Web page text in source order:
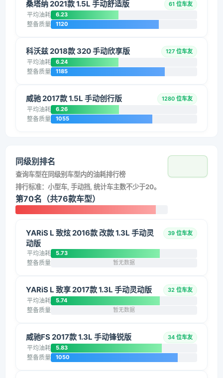
桑塔纳 2021款 1.5L 手动舒适版 61 位车友
平均油耗 6.23
整备质量 1120
科沃兹 2018款 320 手动欣享版 127 位车友
平均油耗 6.24
整备质量 1185
威驰 2017款 1.5L 手动创行版 1280 位车友
平均油耗 6.26
整备质量 1055
同级别排名
查询车型在同级别车型内的油耗排行榜
排行标准：小型车, 手动挡, 统计车主数不少于20。
第70名（共76款车型）
YARiS L 致炫 2016款 改款 1.3L 手动灵
动版
39 位车友
平均油耗 5.73
整备质量 暂无数据
YARiS L 致享 2017款 1.3L 手动灵动版 32 位车友
平均油耗 5.74
整备质量 暂无数据
威驰FS 2017款 1.3L 手动锋锐版 34 位车友
平均油耗 5.83
整备质量 1050